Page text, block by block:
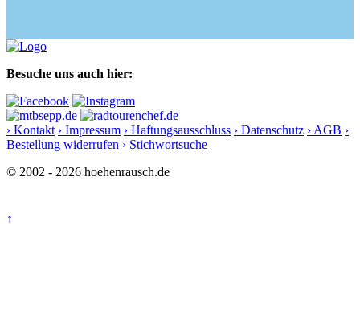
Besuche uns auch hier:
› Kontakt › Impressum › Haftungsausschluss › Datenschutz › AGB ›
Bestellung widerrufen › Stichwortsuche
© 2002 - 2026 hoehenrausch.de
↑